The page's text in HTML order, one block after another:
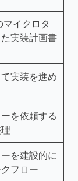
イクロタ
実装計画書
実装を進め
を依頼する
を建設的に
フロー